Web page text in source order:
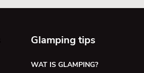
Glamping tips
WAT IS GLAMPING?